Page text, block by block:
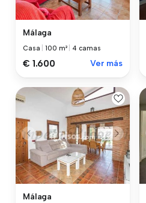
Málaga
Casa |100 m² 4 camas
€ 1.600 Ver más
Málaga